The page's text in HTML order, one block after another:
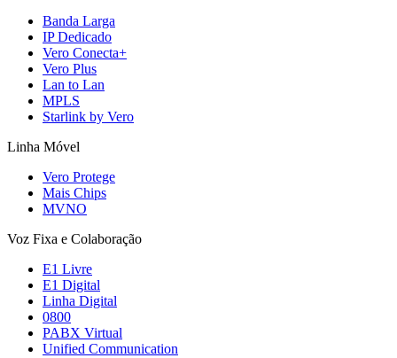
Banda Larga
IP Dedicado
Vero Conecta+
Vero Plus
Lan to Lan
MPLS
Starlink by Vero
Linha Móvel
Vero Protege
Mais Chips
MVNO
Voz Fixa e Colaboração
E1 Livre
E1 Digital
Linha Digital
0800
PABX Virtual
Unified Communication